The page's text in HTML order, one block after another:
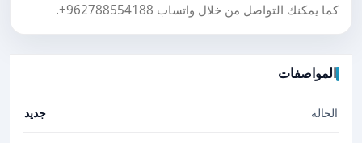
كما يمكنك التواصل من خلال واتساب +962788554188
.
المواصفات
الحالة جديد